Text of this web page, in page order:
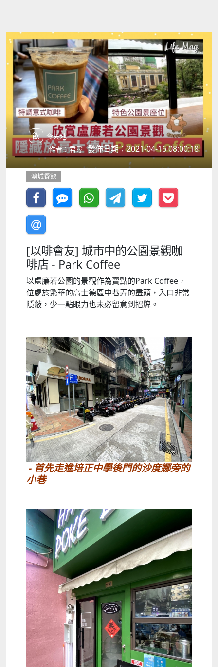
飲食天地
作者：君尋 發佈日期：2021-04-16 08:00:18
澳城餐飲
[以啡會友] 城市中的公園景觀咖
啡店 - Park Coffee
以盧廉若公園的景觀作為賣點的Park Coffee，
位處於繁華的高士德區中巷弄的盡頭，入口非常
隱蔽，少一點眼力也未必留意到招牌。
- 首先走進培正中學後門的沙度娜旁的
小巷